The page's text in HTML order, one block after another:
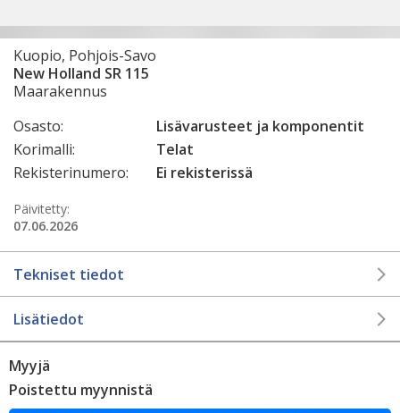
Kuopio, Pohjois-Savo
New Holland SR 115
Maarakennus
Osasto:
Lisävarusteet ja komponentit
Korimalli:
Telat
Rekisterinumero:
Ei rekisterissä
Päivitetty:
07.06.2026
Tekniset tiedot
Lisätiedot
Myyjä
Poistettu myynnistä